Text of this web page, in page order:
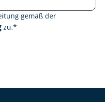
gemäß der
zu.*